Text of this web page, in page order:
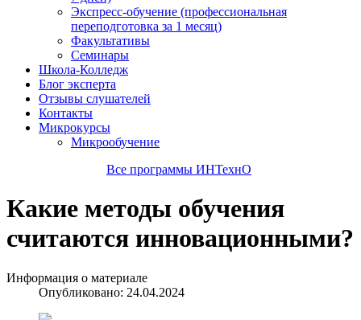
Экспресс-обучение (профессиональная
переподготовка за 1 месяц)
Факультативы
Семинары
Школа-Колледж
Блог эксперта
Отзывы слушателей
Контакты
Микрокурсы
Микрообучение
Все программы ИНТехнО
Какие методы обучения
считаются инновационными?
Информация о материале
Опубликовано: 24.04.2024